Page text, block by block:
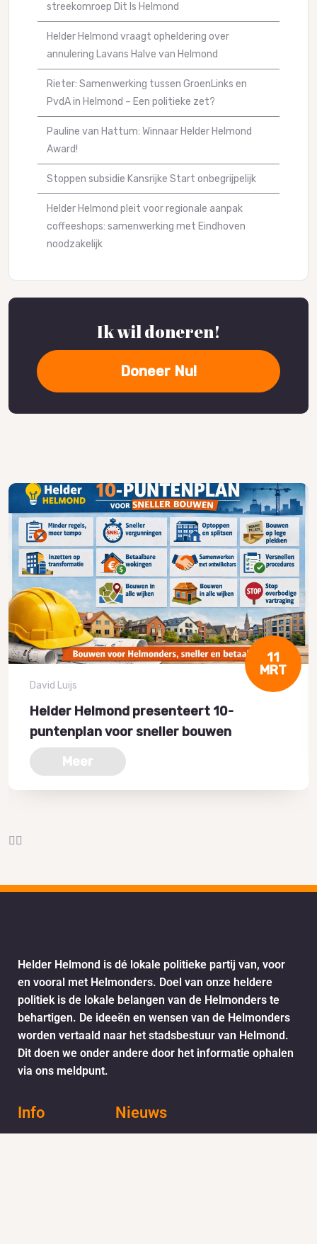
streekomroep Dit Is Helmond
Helder Helmond vraagt opheldering over
annulering Lavans Halve van Helmond
Rieter: Samenwerking tussen GroenLinks en
PvdA in Helmond – Een politieke zet?
Pauline van Hattum: Winnaar Helder Helmond
Award!
Stoppen subsidie Kansrijke Start onbegrijpelijk
Helder Helmond pleit voor regionale aanpak
coffeeshops: samenwerking met Eindhoven
noodzakelijk
Ik wil doneren!
Doneer Nu!
11
MRT
David Luijs
Helder Helmond presenteert 10-
puntenplan voor sneller bouwen
Meer
Helder Helmond is dé lokale politieke partij van, voor
en vooral met Helmonders. Doel van onze heldere
politiek is de lokale belangen van de Helmonders te
behartigen. De ideeën en wensen van de Helmonders
worden vertaald naar het stadsbestuur van Helmond.
Dit doen we onder andere door het informatie ophalen
via ons meldpunt.
Info Nieuws